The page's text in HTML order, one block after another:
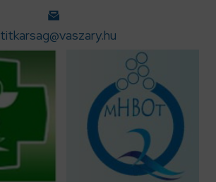
titkarsag@vaszary.hu